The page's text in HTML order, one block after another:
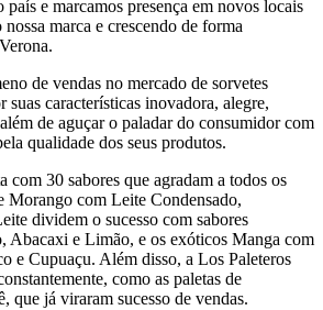
e marcamos presença em novos locais
marca e crescendo de forma
de vendas no mercado de sorvetes
suas características inovadora, alegre,
de aguçar o paladar do consumidor com
qualidade dos seus produtos.
com 30 sabores que agradam a todos os
Morango com Leite Condensado,
dividem o sucesso com sabores
Abacaxi e Limão, e os exóticos Manga com
e Cupuaçu. Além disso, a Los Paleteros
como as paletas de
que já viraram sucesso de vendas.